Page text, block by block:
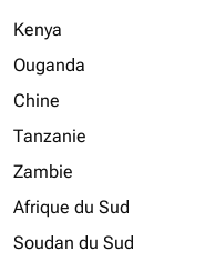
Kenya
Ouganda
Chine
Tanzanie
Zambie
Afrique du Sud
Soudan du Sud